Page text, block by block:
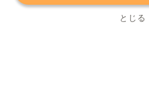
とじる
プライバシーポリシー 利
サービスに関してのお問い合わせ